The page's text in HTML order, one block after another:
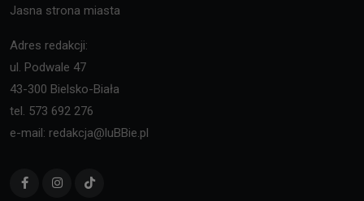
Jasna strona miasta
Adres redakcji:
ul. Podwale 47
43-300 Bielsko-Biała
tel. 573 692 276
e-mail: redakcja@luBBie.pl